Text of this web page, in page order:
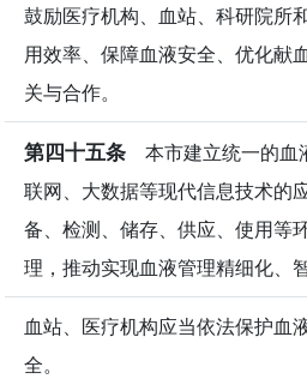
鼓励医疗机构、血站、科研院所
用效率、保障血液安全、优化献
关与合作。
第四十五条 本市建立统一的血
联网、大数据等现代信息技术的
备、检测、储存、供应、使用等
理，推动实现血液管理精细化、智
血站、医疗机构应当依法保护血
全。